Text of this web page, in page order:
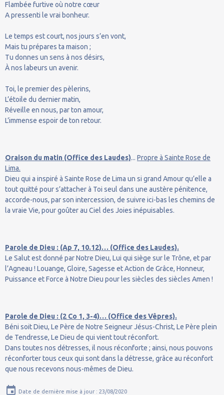
Flambée furtive où notre cœur
A pressenti le vrai bonheur.
Le temps est court, nos jours s’en vont,
Mais tu prépares ta maison ;
Tu donnes un sens à nos désirs,
À nos labeurs un avenir.
Toi, le premier des pèlerins,
L’étoile du dernier matin,
Réveille en nous, par ton amour,
L’immense espoir de ton retour.
Oraison du matin (Office des Laudes)... Propre à Sainte Rose de
Lima.
Dieu qui a inspiré à Sainte Rose de Lima un si grand Amour qu’elle a
tout quitté pour s’attacher à Toi seul dans une austère pénitence,
accorde-nous, par son intercession, de suivre ici-bas les chemins de
la vraie Vie, pour goûter au Ciel des Joies inépuisables.
Parole de Dieu : (Ap 7, 10.12)… (Office des Laudes).
Le Salut est donné par Notre Dieu, Lui qui siège sur le Trône, et par
l’Agneau ! Louange, Gloire, Sagesse et Action de Grâce, Honneur,
Puissance et Force à Notre Dieu pour les siècles des siècles Amen !
Parole de Dieu : (2 Co 1, 3-4)… (Office des Vêpres).
Béni soit Dieu, Le Père de Notre Seigneur Jésus-Christ, Le Père plein
de Tendresse, Le Dieu de qui vient tout réconfort.
Dans toutes nos détresses, il nous réconforte ; ainsi, nous pouvons
réconforter tous ceux qui sont dans la détresse, grâce au réconfort
que nous recevons nous-mêmes de Dieu.
Date de dernière mise à jour : 23/08/2020